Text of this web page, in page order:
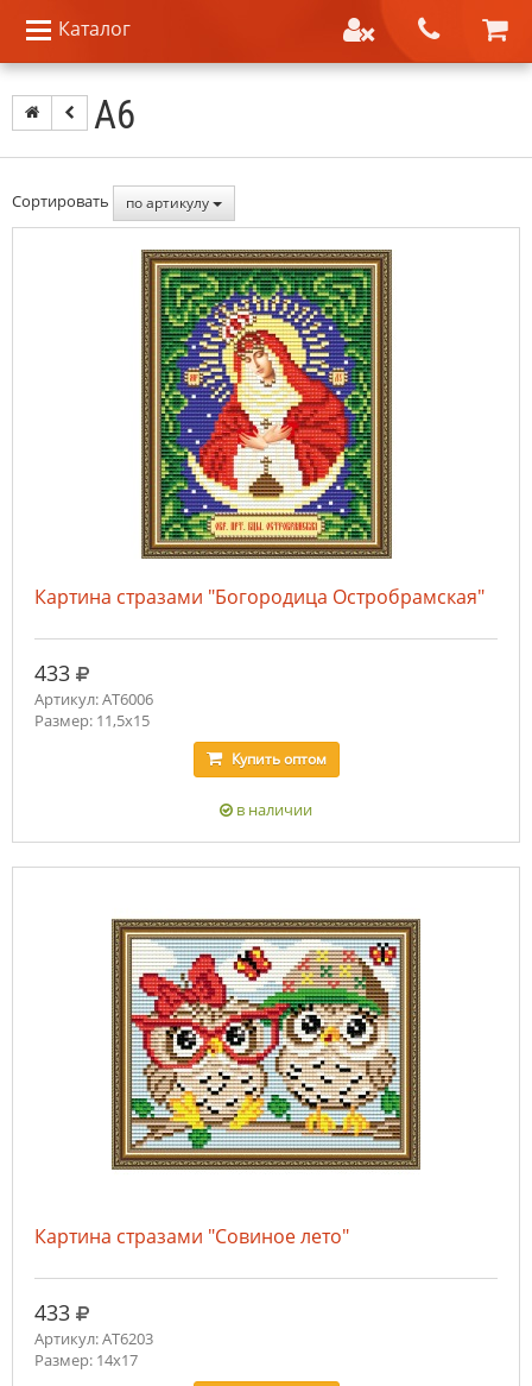
Каталог
А6
Сортировать по артикулу
Картина стразами "Богородица Остробрамская"
433 руб.
Артикул: AT6006
Размер: 11,5х15
Купитьоптом
в наличии
Картина стразами "Совиное лето"
433 руб.
Артикул: AT6203
Размер: 14х17